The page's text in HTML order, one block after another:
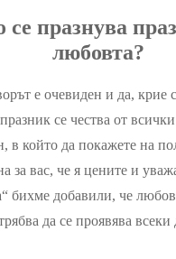
се празнува
любовта?
е очевиден и да, крие
се чества от
в който да покажете на
за вас, че я цените и
бихме добавили, че
да се проявява всеки